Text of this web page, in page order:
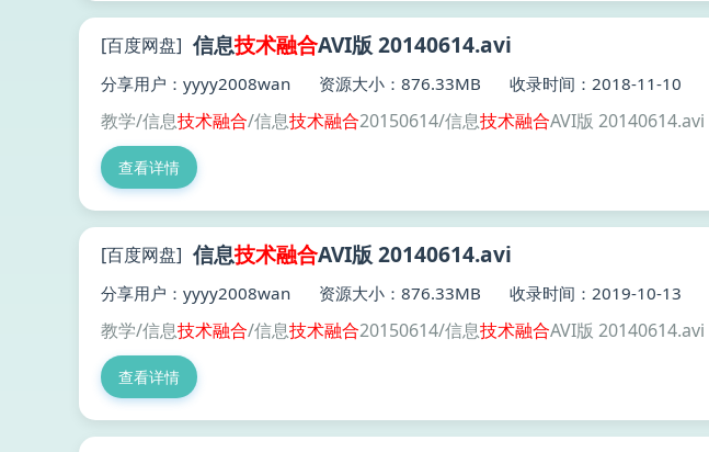
[百度网盘] 信息技术融合AVI版 20140614.avi
分享用户：yyyy2008wan 资源大小：876.33MB 收录时间：2018-11-10
教学/信息技术融合/信息技术融合20150614/信息技术融合AVI版 20140614.avi
查看详情
[百度网盘] 信息技术融合AVI版 20140614.avi
分享用户：yyyy2008wan 资源大小：876.33MB 收录时间：2019-10-13
教学/信息技术融合/信息技术融合20150614/信息技术融合AVI版 20140614.avi
查看详情